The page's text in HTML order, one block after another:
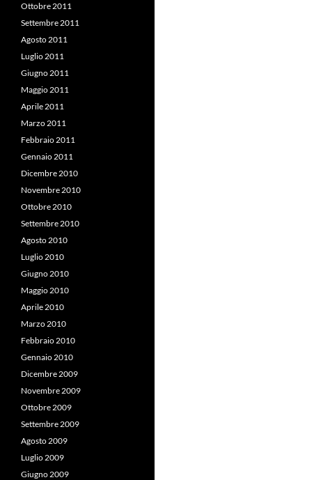
Ottobre 2011
Settembre 2011
Agosto 2011
Luglio 2011
Giugno 2011
Maggio 2011
Aprile 2011
Marzo 2011
Febbraio 2011
Gennaio 2011
Dicembre 2010
Novembre 2010
Ottobre 2010
Settembre 2010
Agosto 2010
Luglio 2010
Giugno 2010
Maggio 2010
Aprile 2010
Marzo 2010
Febbraio 2010
Gennaio 2010
Dicembre 2009
Novembre 2009
Ottobre 2009
Settembre 2009
Agosto 2009
Luglio 2009
Giugno 2009